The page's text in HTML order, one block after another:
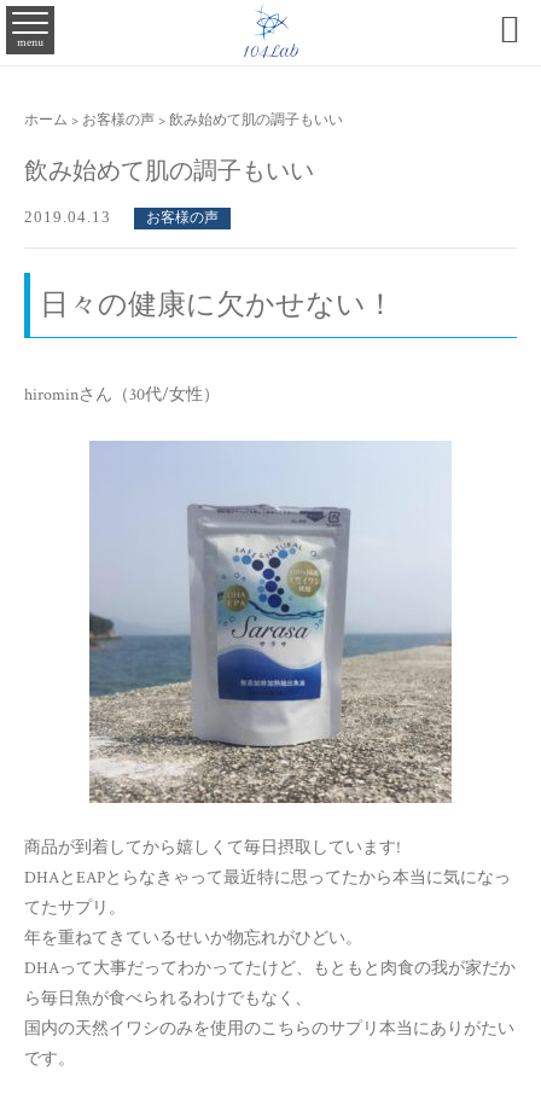
menu 
ホーム > お客様の声 > 飲み始めて肌の調子もいい
飲み始めて肌の調子もいい
2019.04.13 お客様の声
日々の健康に欠かせない！
hirominさん（30代/女性）
商品が到着してから嬉しくて毎日摂取しています!
DHAとEAPとらなきゃって最近特に思ってたから本当に気になっ
てたサプリ。
年を重ねてきているせいか物忘れがひどい。
DHAって大事だってわかってたけど、もともと肉食の我が家だか
ら毎日魚が食べられるわけでもなく、
国内の天然イワシのみを使用のこちらのサプリ本当にありがたい
です。